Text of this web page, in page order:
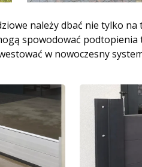
należy dbać nie tylko
spowodować
w nowoczesny